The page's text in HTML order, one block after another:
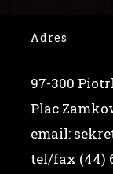
Adres
97-300
Plac
email:
tel/fax (44)